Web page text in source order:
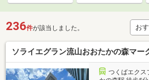
236件が該当しました。
ソライエグラン流山おおたかの森マー
つくばエクス